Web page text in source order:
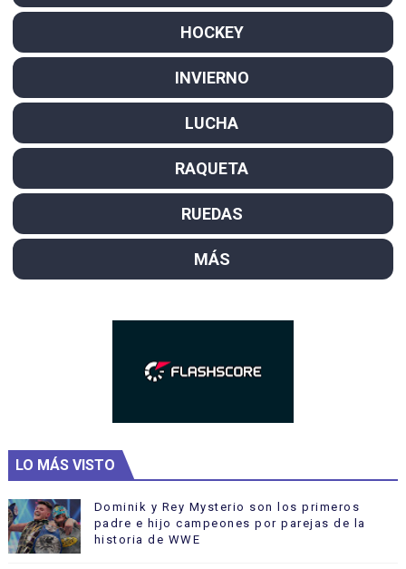
HOCKEY
INVIERNO
LUCHA
RAQUETA
RUEDAS
MÁS
LO MÁS VISTO
Dominik y Rey Mysterio son los primeros
padre e hijo campeones por parejas de la
historia de WWE